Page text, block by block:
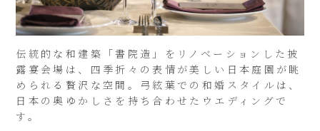
伝統的な和建築「書院造」をリノベーションした披
露宴会場は、四季折々の表情が美しい日本庭園が眺
められる贅沢な空間。弓絃葉での和婚スタイルは、
日本の奥ゆかしさを持ち合わせたウエディングで
す。